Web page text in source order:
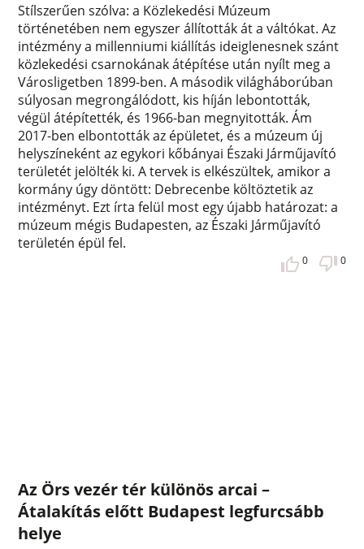
Stílszerűen szólva: a Közlekedési Múzeum
történetében nem egyszer állították át a váltókat. Az
intézmény a millenniumi kiállítás ideiglenesnek szánt
közlekedési csarnokának átépítése után nyílt meg a
Városligetben 1899-ben. A második világháborúban
súlyosan megrongálódott, kis híján lebontották,
végül átépítették, és 1966-ban megnyitották. Ám
2017-ben elbontották az épületet, és a múzeum új
helyszíneként az egykori kőbányai Északi Járműjavító
területét jelölték ki. A tervek is elkészültek, amikor a
kormány úgy döntött: Debrecenbe költöztetik az
intézményt. Ezt írta felül most egy újabb határozat: a
múzeum mégis Budapesten, az Északi Járműjavító
területén épül fel.
0 0
Az Örs vezér tér különös arcai –
Átalakítás előtt Budapest legfurcsább
helye